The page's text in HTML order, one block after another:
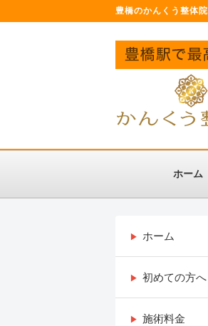
豊橋のかんくう整体院
ホーム
ホーム
初めての方へ
施術料金